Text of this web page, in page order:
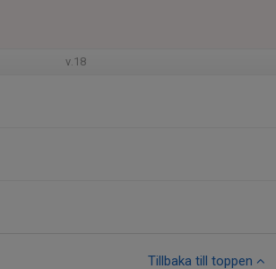
v.18
Tillbaka till toppen